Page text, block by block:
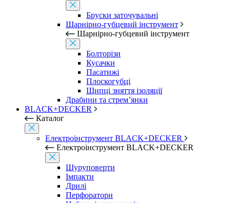
Бруски заточувальні
Шарнірно-губцевий інструмент
Шарнірно-губцевий інструмент
Болторізи
Кусачки
Пасатижі
Плоскогубці
Щипці зняття ізоляції
Драбини та стрем’янки
BLACK+DECKER
Каталог
Електроінструмент BLACK+DECKER
Електроінструмент BLACK+DECKER
Шуруповерти
Імпакти
Дрилі
Перфоратори